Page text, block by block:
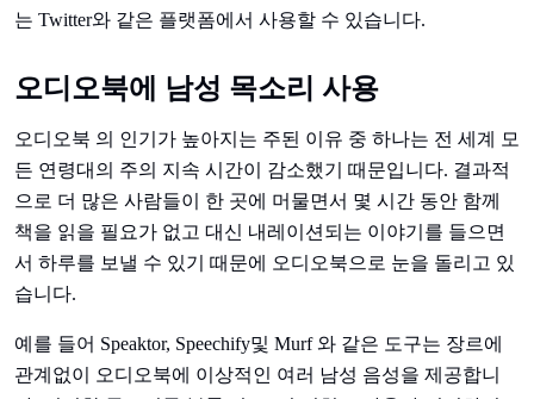
는 Twitter와 같은 플랫폼에서 사용할 수 있습니다.
오디오북에 남성 목소리 사용
오디오북 의 인기가 높아지는 주된 이유 중 하나는 전 세계 모
든 연령대의 주의 지속 시간이 감소했기 때문입니다. 결과적
으로 더 많은 사람들이 한 곳에 머물면서 몇 시간 동안 함께
책을 읽을 필요가 없고 대신 내레이션되는 이야기를 들으면
서 하루를 보낼 수 있기 때문에 오디오북으로 눈을 돌리고 있
습니다.
예를 들어 Speaktor, Speechify및 Murf 와 같은 도구는 장르에
관계없이 오디오북에 이상적인 여러 남성 음성을 제공합니